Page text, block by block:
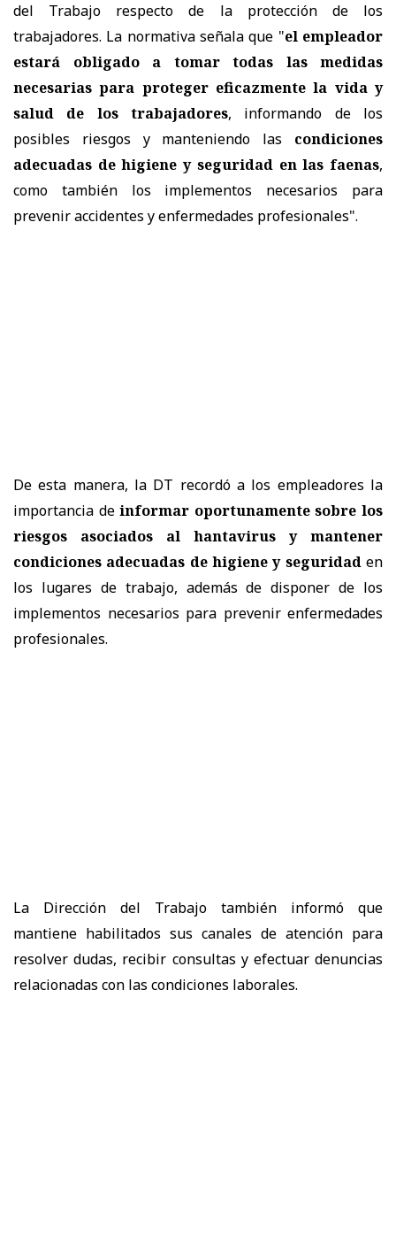
del Trabajo respecto de la protección de los
trabajadores. La normativa señala que "el empleador
estará obligado a tomar todas las medidas
necesarias para proteger eficazmente la vida y
salud de los trabajadores, informando de los
posibles riesgos y manteniendo las condiciones
adecuadas de higiene y seguridad en las faenas,
como también los implementos necesarios para
prevenir accidentes y enfermedades profesionales".
De esta manera, la DT recordó a los empleadores la
importancia deinformar oportunamente sobre los
riesgos asociados al hantavirus y mantener
condiciones adecuadas de higiene y seguridaden
los lugares de trabajo, además de disponer de los
implementos necesarios para prevenir enfermedades
profesionales.
La Dirección del Trabajo también informó que
mantiene habilitados sus canales de atención para
resolver dudas, recibir consultas y efectuar denuncias
relacionadas con las condiciones laborales.